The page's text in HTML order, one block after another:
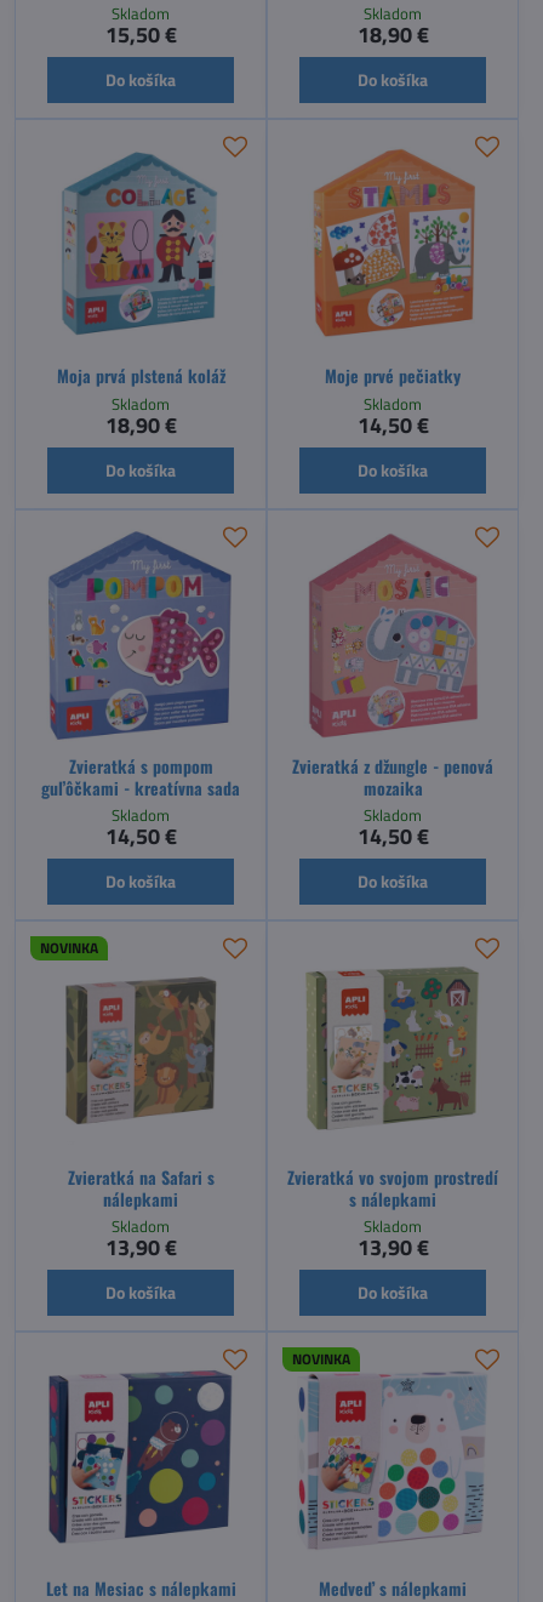
Skladom
15,50 €
Do košíka
Skladom
18,90 €
Do košíka
Moja prvá plstená koláž
Skladom
18,90 €
Do košíka
Moje prvé pečiatky
Skladom
14,50 €
Do košíka
Zvieratká s pompom
guľôčkami - kreatívna sada
Skladom
14,50 €
Do košíka
Zvieratká z džungle - penová
mozaika
Skladom
14,50 €
Do košíka
NOVINKA
Zvieratká na Safari s
nálepkami
Skladom
13,90 €
Do košíka
Zvieratká vo svojom prostredí
s nálepkami
Skladom
13,90 €
Do košíka
Let na Mesiac s nálepkami
NOVINKA
Medveď s nálepkami